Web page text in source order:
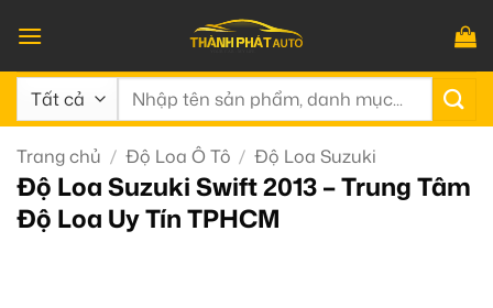
qua
nội
dung
Tìm
Trang chủ / Độ Loa Ô Tô / Độ Loa Suzuki
Độ Loa Suzuki Swift 2013 – Trung Tâm
Độ Loa Uy Tín TPHCM